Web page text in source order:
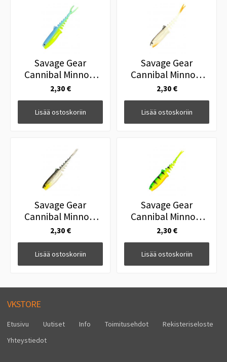
Savage Gear
Cannibal Minnow
15cm Blue Chart
2,30 €
Lisää ostoskoriin
Savage Gear
Cannibal Minnow
15cm White Black
2,30 €
Lisää ostoskoriin
Savage Gear
Cannibal Minnow
15cm Green Silver
2,30 €
Lisää ostoskoriin
Savage Gear
Cannibal Minnow
15cm Firetiger
2,30 €
Lisää ostoskoriin
VKSTORE
Etusivu Uutiset Info Toimitusehdot
Rekisteriseloste
Yhteystiedot